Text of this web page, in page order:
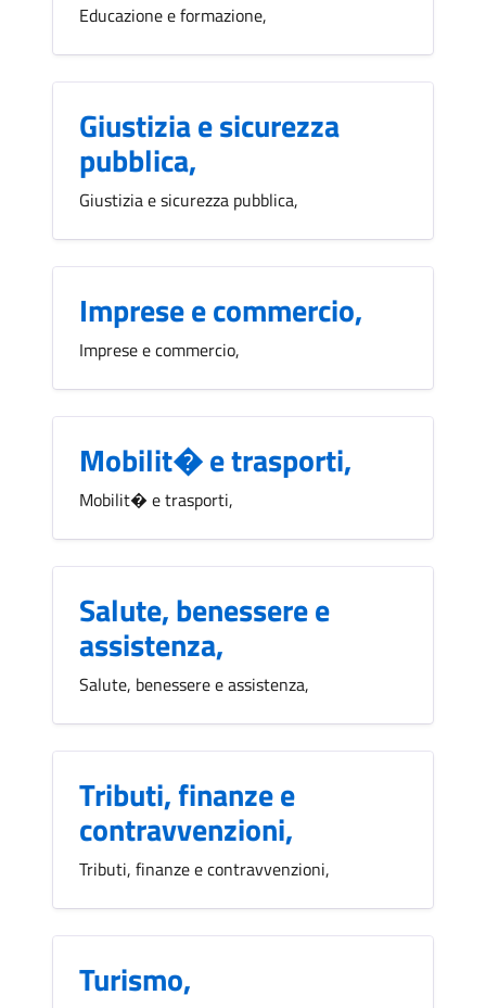
Educazione e formazione,
Giustizia e sicurezza
pubblica,
Giustizia e sicurezza pubblica,
Imprese e commercio,
Imprese e commercio,
Mobilit� e trasporti,
Mobilit� e trasporti,
Salute, benessere e
assistenza,
Salute, benessere e assistenza,
Tributi, finanze e
contravvenzioni,
Tributi, finanze e contravvenzioni,
Turismo,